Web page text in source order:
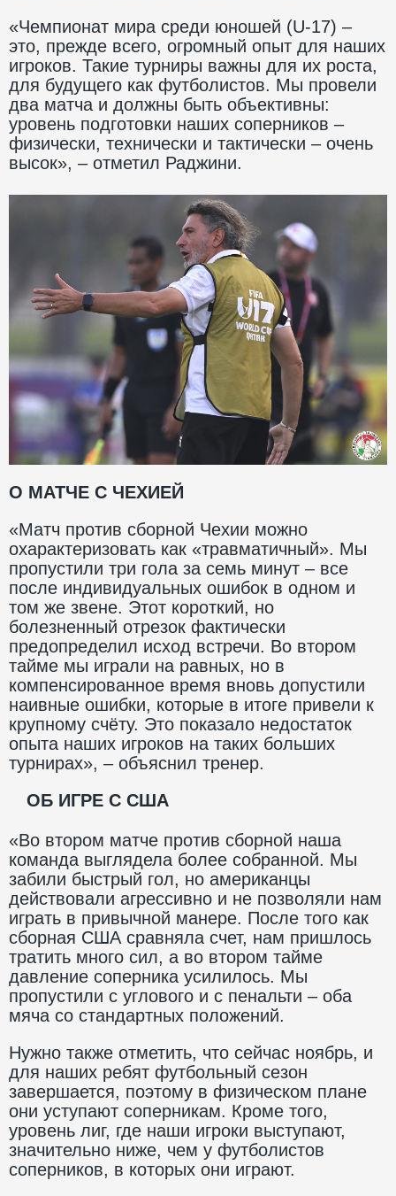
«Чемпионат мира среди юношей (U-17) –
это, прежде всего, огромный опыт для наших
игроков. Такие турниры важны для их роста,
для будущего как футболистов. Мы провели
два матча и должны быть объективны:
уровень подготовки наших соперников –
физически, технически и тактически – очень
высок», – отметил Раджини.
О МАТЧЕ С ЧЕХИЕЙ
«Матч против сборной Чехии можно
охарактеризовать как «травматичный». Мы
пропустили три гола за семь минут – все
после индивидуальных ошибок в одном и
том же звене. Этот короткий, но
болезненный отрезок фактически
предопределил исход встречи. Во втором
тайме мы играли на равных, но в
компенсированное время вновь допустили
наивные ошибки, которые в итоге привели к
крупному счёту. Это показало недостаток
опыта наших игроков на таких больших
турнирах», – объяснил тренер.
ОБ ИГРЕ С США
«Во втором матче против сборной наша
команда выглядела более собранной. Мы
забили быстрый гол, но американцы
действовали агрессивно и не позволяли нам
играть в привычной манере. После того как
сборная США сравняла счет, нам пришлось
тратить много сил, а во втором тайме
давление соперника усилилось. Мы
пропустили с углового и с пенальти – оба
мяча со стандартных положений.
Нужно также отметить, что сейчас ноябрь, и
для наших ребят футбольный сезон
завершается, поэтому в физическом плане
они уступают соперникам. Кроме того,
уровень лиг, где наши игроки выступают,
значительно ниже, чем у футболистов
соперников, в которых они играют.